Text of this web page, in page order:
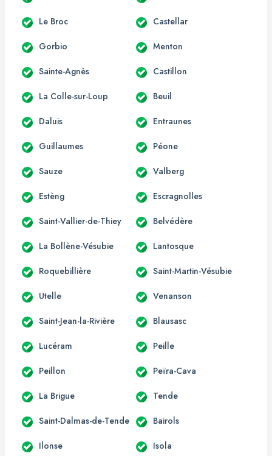
Le Broc Castellar
Gorbio Menton
Sainte-Agnès Castillon
La Colle-sur-Loup Beuil
Daluis Entraunes
Guillaumes Péone
Sauze Valberg
Estèng Escragnolles
Saint-Vallier-de-Thiey Belvédère
La Bollène-Vésubie Lantosque
Roquebillière Saint-Martin-Vésubie
Utelle Venanson
Saint-Jean-la-Rivière Blausasc
Lucéram Peille
Peillon Peïra-Cava
La Brigue Tende
Saint-Dalmas-de-Tende Bairols
Ilonse Isola